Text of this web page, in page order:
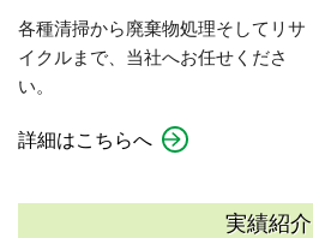
各種清掃から廃棄物処理そしてリサ
イクルまで、当社へお任せくださ
い。
詳細はこちらへ
実績紹介